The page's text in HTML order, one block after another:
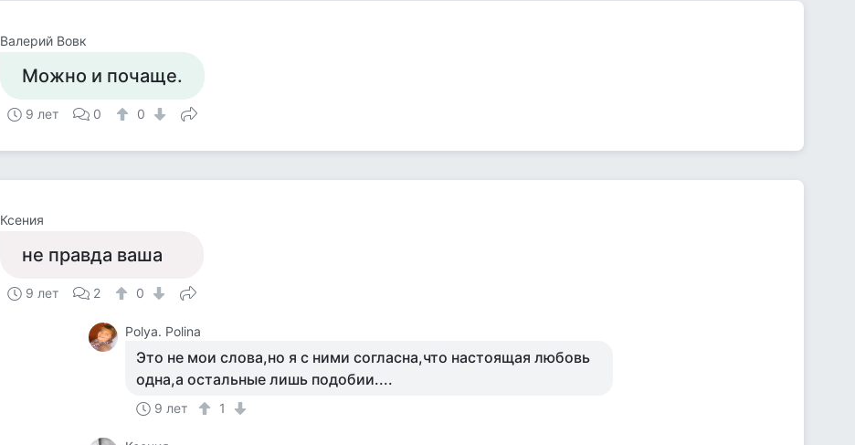
Валерий Вовк
Можно и почаще.
9 лет 0 0
Ксения
не правда ваша
9 лет 2 0
Polya. Polina
Это не мои слова,но я с ними согласна,что настоящая любовь
одна,а остальные лишь подобии....
9 лет 1